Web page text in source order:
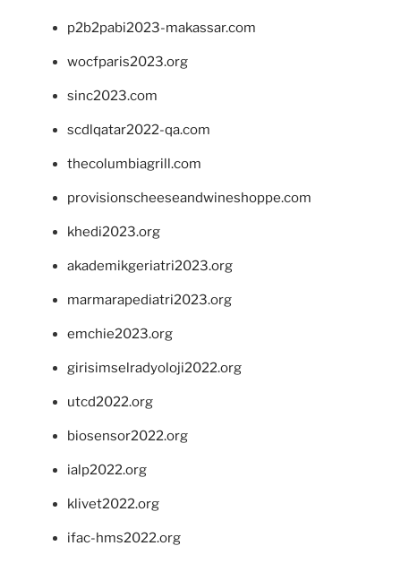
p2b2pabi2023-makassar.com
wocfparis2023.org
sinc2023.com
scdlqatar2022-qa.com
thecolumbiagrill.com
provisionscheeseandwineshoppe.com
khedi2023.org
akademikgeriatri2023.org
marmarapediatri2023.org
emchie2023.org
girisimselradyoloji2022.org
utcd2022.org
biosensor2022.org
ialp2022.org
klivet2022.org
ifac-hms2022.org